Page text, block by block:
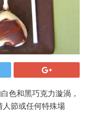
色和黑巧克力漩渦，
人節或任何特殊場